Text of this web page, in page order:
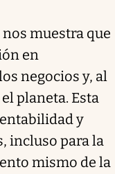
muestra que
en
negocios y, al
planeta. Esta
y
incluso para la
mismo de la